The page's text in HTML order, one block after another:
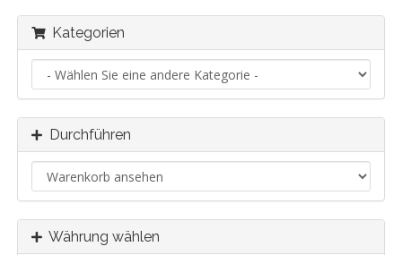
Kategorien
Durchführen
Währung wählen